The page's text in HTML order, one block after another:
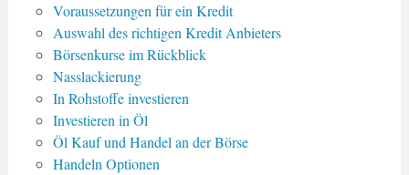
Voraussetzungen für ein Kredit
Auswahl des richtigen Kredit Anbieters
Börsenkurse im Rückblick
Nasslackierung
In Rohstoffe investieren
Investieren in Öl
Öl Kauf und Handel an der Börse
Handeln Optionen